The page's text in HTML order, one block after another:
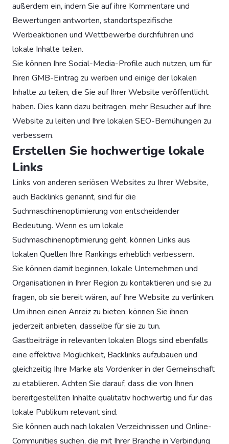
außerdem ein, indem Sie auf ihre Kommentare und
Bewertungen antworten, standortspezifische
Werbeaktionen und Wettbewerbe durchführen und
lokale Inhalte teilen.
Sie können Ihre Social-Media-Profile auch nutzen, um für
Ihren GMB-Eintrag zu werben und einige der lokalen
Inhalte zu teilen, die Sie auf Ihrer Website veröffentlicht
haben. Dies kann dazu beitragen, mehr Besucher auf Ihre
Website zu leiten und Ihre lokalen SEO-Bemühungen zu
verbessern.
Erstellen Sie hochwertige lokale
Links
Links von anderen seriösen Websites zu Ihrer Website,
auch Backlinks genannt, sind für die
Suchmaschinenoptimierung von entscheidender
Bedeutung. Wenn es um lokale
Suchmaschinenoptimierung geht, können Links aus
lokalen Quellen Ihre Rankings erheblich verbessern.
Sie können damit beginnen, lokale Unternehmen und
Organisationen in Ihrer Region zu kontaktieren und sie zu
fragen, ob sie bereit wären, auf Ihre Website zu verlinken.
Um ihnen einen Anreiz zu bieten, können Sie ihnen
jederzeit anbieten, dasselbe für sie zu tun.
Gastbeiträge in relevanten lokalen Blogs sind ebenfalls
eine effektive Möglichkeit, Backlinks aufzubauen und
gleichzeitig Ihre Marke als Vordenker in der Gemeinschaft
zu etablieren. Achten Sie darauf, dass die von Ihnen
bereitgestellten Inhalte qualitativ hochwertig und für das
lokale Publikum relevant sind.
Sie können auch nach lokalen Verzeichnissen und Online-
Communities suchen, die mit Ihrer Branche in Verbindung